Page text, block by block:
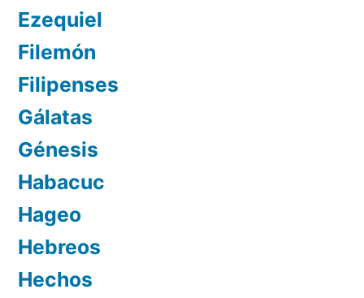
Ezequiel
Filemón
Filipenses
Gálatas
Génesis
Habacuc
Hageo
Hebreos
Hechos